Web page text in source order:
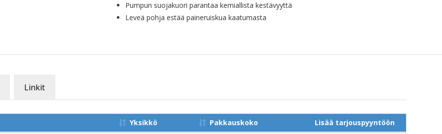
Pumpun suojakuori parantaa kemiallista kestävyyttä
Leveä pohja estää paineruiskua kaatumasta
Linkit
Yksikkö Pakkauskoko Lisää tarjouspyyntöön